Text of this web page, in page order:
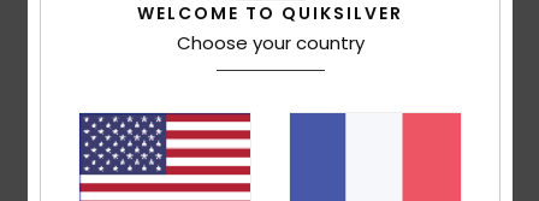
mélange de coton et élasthanne
délavage acid wash à la javel pour un
Coupe :coupe regular, classique et confortable
Longueur :15"
taille :taille élastique
WELCOME TO QUIKSILVER
Choose your country